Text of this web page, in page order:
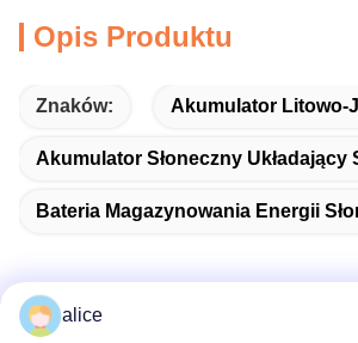
Opis Produktu
Znaków: Akumulator Litowo-
Akumulator Słoneczny Układający
Bateria Magazynowania Energii
alice